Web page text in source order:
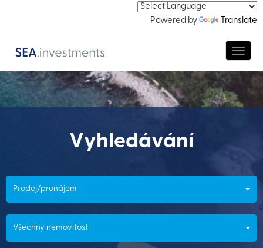
Powered by Translate
Vyhledávání
Prodej/pronájem
Všechny nemovitosti